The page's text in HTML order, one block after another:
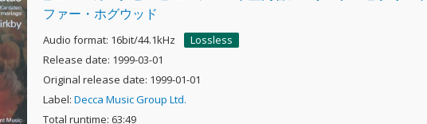
ファー・ホグウッド
Audio format: 16bit/44.1kHz
Lossless
Release date: 1999-03-01
Original release date: 1999-01-01
Label: Decca Music Group Ltd.
Total runtime: 63:49